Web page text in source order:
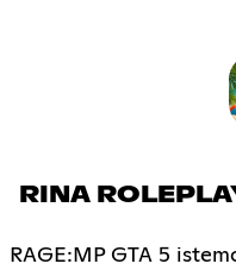
RINA
RAGE:MP GTA 5